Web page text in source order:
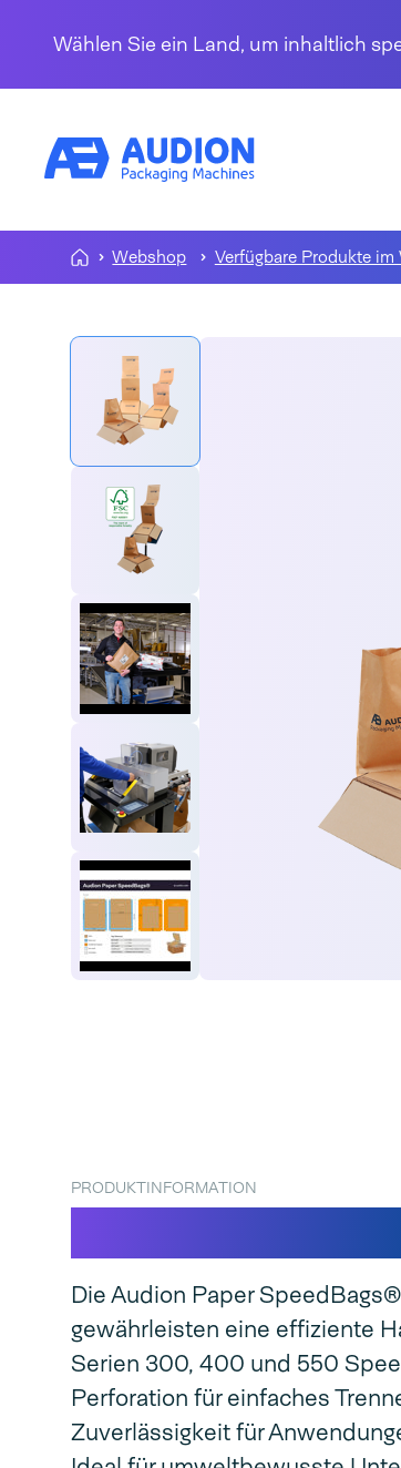
Wählen Sie ein Land, um inhaltlich
Webshop Verfügbare Produkte im
PRODUKTINFORMATION
Die Audion Paper
gewährleisten eine effiziente
Serien 300, 400 und 550
Perforation für einfaches
Zuverlässigkeit für